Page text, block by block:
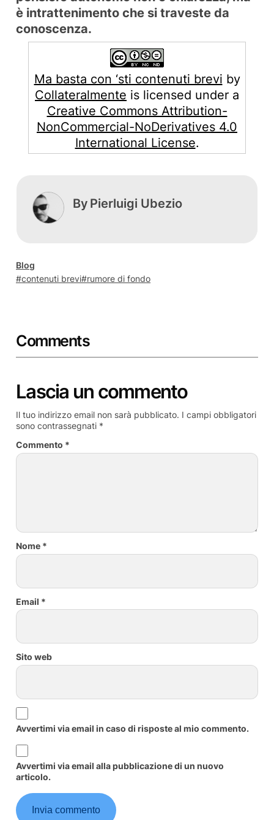
è intrattenimento che si traveste da
conoscenza.
Ma basta con ‘sti contenuti brevi by
Collateralmente is licensed under a
Creative Commons Attribution-
NonCommercial-NoDerivatives 4.0
International License.
By Pierluigi Ubezio
Blog
contenuti brevi rumore di fondo
Comments
Lascia un commento
Il tuo indirizzo email non sarà pubblicato. I campi obbligatori
sono contrassegnati *
Commento *
Nome *
Email *
Sito web
Avvertimi via email in caso di risposte al mio commento.
Avvertimi via email alla pubblicazione di un nuovo
articolo.